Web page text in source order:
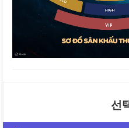
선